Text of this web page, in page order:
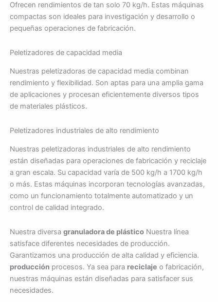
Ofrecen rendimientos de tan solo 70 kg/h. Estas máquinas
compactas son ideales para investigación y desarrollo o
pequeñas operaciones de fabricación.
Peletizadores de capacidad media
Nuestras peletizadoras de capacidad media combinan
rendimiento y flexibilidad. Son aptas para una amplia gama
de aplicaciones y procesan eficientemente diversos tipos
de materiales plásticos.
Peletizadores industriales de alto rendimiento
Nuestras peletizadoras industriales de alto rendimiento
están diseñadas para operaciones de fabricación y reciclaje
a gran escala. Su capacidad varía de 500 kg/h a 1700 kg/h
o más. Estas máquinas incorporan tecnologías avanzadas,
como un funcionamiento totalmente automatizado y un
control de calidad integrado.
Nuestra diversa granuladora de plástico Nuestra línea
satisface diferentes necesidades de producción.
Garantizamos una producción de alta calidad y eficiencia.
producción procesos. Ya sea para reciclaje o fabricación,
nuestras máquinas están diseñadas para satisfacer sus
necesidades.